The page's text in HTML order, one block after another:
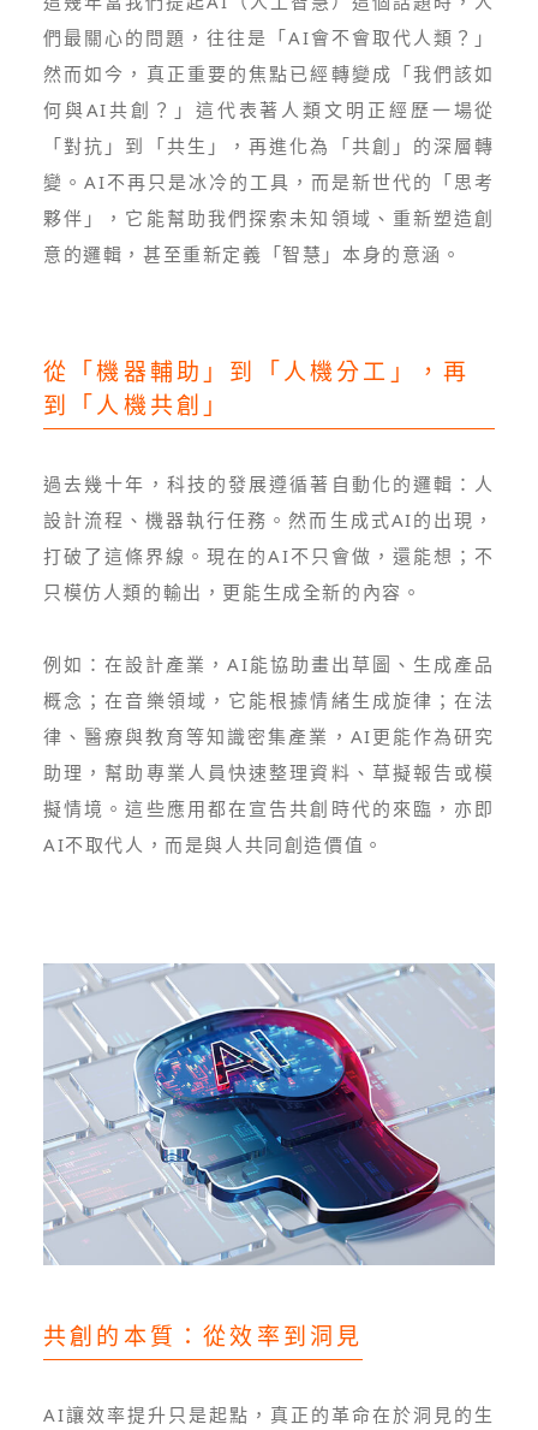
們最關心的問題，往往是「AI會不會取代人類？」
然而如今，真正重要的焦點已經轉變成「我們該如
何與AI共創？」這代表著人類文明正經歷一場從
「對抗」到「共生」，再進化為「共創」的深層轉
變。AI不再只是冰冷的工具，而是新世代的「思考
夥伴」，它能幫助我們探索未知領域、重新塑造創
意的邏輯，甚至重新定義「智慧」本身的意涵。
從「機器輔助」到「人機分工」，再
到「人機共創」
過去幾十年，科技的發展遵循著自動化的邏輯：人
設計流程、機器執行任務。然而生成式AI的出現，
打破了這條界線。現在的AI不只會做，還能想；不
只模仿人類的輸出，更能生成全新的內容。
例如：在設計產業，AI能協助畫出草圖、生成產品
概念；在音樂領域，它能根據情緒生成旋律；在法
律、醫療與教育等知識密集產業，AI更能作為研究
助理，幫助專業人員快速整理資料、草擬報告或模
擬情境。這些應用都在宣告共創時代的來臨，亦即
AI不取代人，而是與人共同創造價值。
共創的本質：從效率到洞見
AI讓效率提升只是起點，真正的革命在於洞見的生